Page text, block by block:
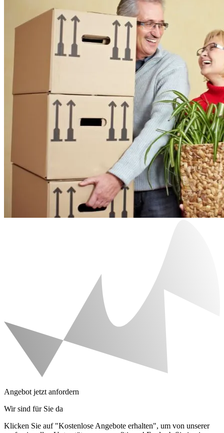
Angebot jetzt anfordern
Wir sind für Sie da
Klicken Sie auf "Kostenlose Angebote erhalten", um von unserer